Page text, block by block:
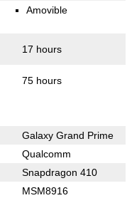
Amovible
17 hours
75 hours
Galaxy Grand Prime
Qualcomm
Snapdragon 410
MSM8916